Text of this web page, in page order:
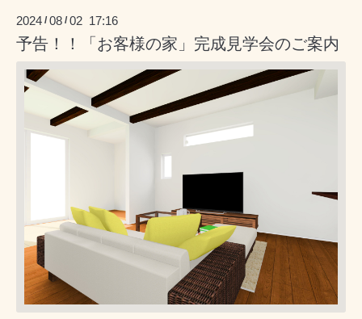
2024 /08 /02 17:16
予告！！「お客様の家」完成見学会のご案内